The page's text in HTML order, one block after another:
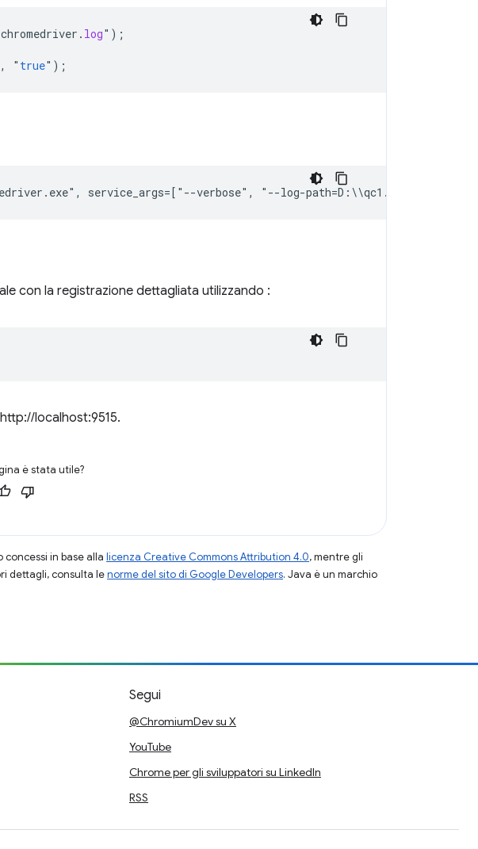
chromedriver . log" );
, " true" );
. exe" , service_args=[ " --verbose" , " --log-path=D : \\qc1 .
con la registrazione dettagliata utilizzando :
localhost:9515.
è stata utile?
in base alla licenza Creative Commons Attribution 4.0, mentre gli
dettagli, consulta lenorme del sito di Google Developers. Java è un marchio
Segui
@ChromiumDev su X
YouTube
Chrome per gli sviluppatori su LinkedIn
RSS